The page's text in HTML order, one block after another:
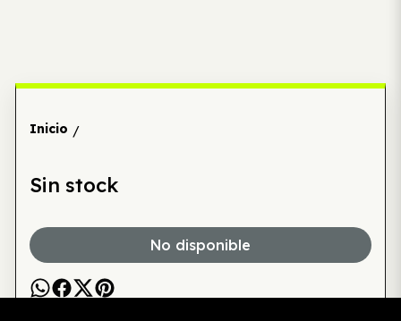
Inicio /
Sin stock
No disponible